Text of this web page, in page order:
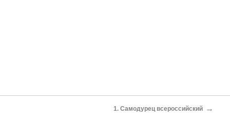
1. Самодурец всероссийский →